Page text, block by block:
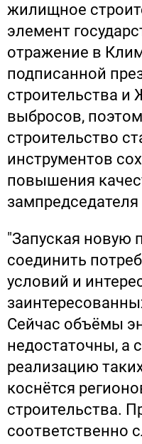
жилищное
элемент
отражение в
подписанной
строительства и
выбросов,
строительство
инструментов
повышения
"Запуская новую
соединить
условий и
Сейчас объёмы
недостаточны, а
реализацию
коснётся
строительства.
соответственно